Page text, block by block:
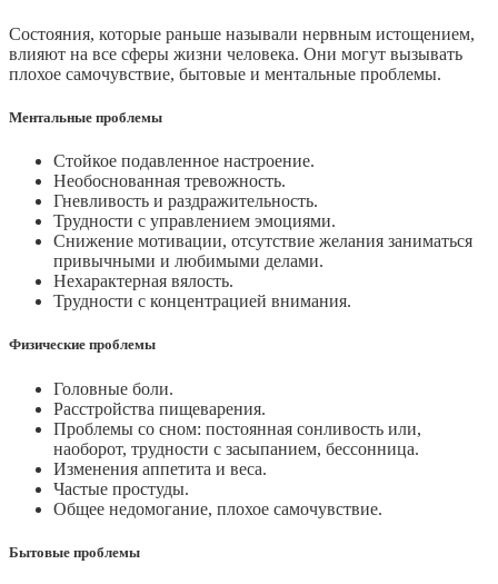
Состояния, которые раньше называли нервным истощением,
влияют на все сферы жизни человека. Они могут вызывать
плохое самочувствие, бытовые и ментальные проблемы.
Ментальные проблемы
Стойкое подавленное настроение.
Необоснованная тревожность.
Гневливость и раздражительность.
Трудности с управлением эмоциями.
Снижение мотивации, отсутствие желания заниматься
привычными и любимыми делами.
Нехарактерная вялость.
Трудности с концентрацией внимания.
Физические проблемы
Головные боли.
Расстройства пищеварения.
Проблемы со сном: постоянная сонливость или,
наоборот, трудности с засыпанием, бессонница.
Изменения аппетита и веса.
Частые простуды.
Общее недомогание, плохое самочувствие.
Бытовые проблемы